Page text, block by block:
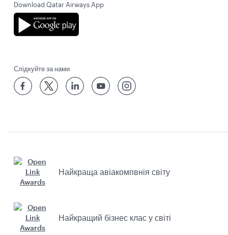
Download Qatar Airways App
Слідкуйте за нами
Найкраща авіакомпвнія світу
Найкращий бізнес клас у світі